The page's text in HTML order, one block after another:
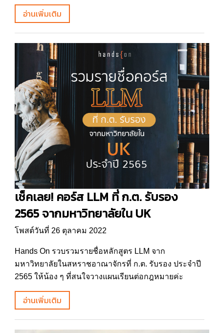
อ่านเพิ่มเติม
เช็คเลย! คอร์ส LLM ที่ ก.ต. รับรอง
2565 จากมหาวิทยาลัยใน UK
โพสต์วันที่ 26 ตุลาคม 2022
Hands On รวบรวมรายชื่อหลักสูตร LLM จาก
มหาวิทยาลัยในสหราชอาณาจักรที่ ก.ต. รับรอง ประจำปี
2565 ให้น้อง ๆ ที่สนใจวางแผนเรียนต่อกฎหมายค่ะ
อ่านเพิ่มเติม